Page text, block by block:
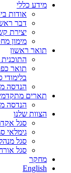
מידע כללי
אודות
דבר
יצירת
מימון
תואר ראשון
תואר
בלימודי
הנדסה
תארים
הנדסה
הצוות שלנו
סגל
גימלאי
סגל
סגל
מחקר
English